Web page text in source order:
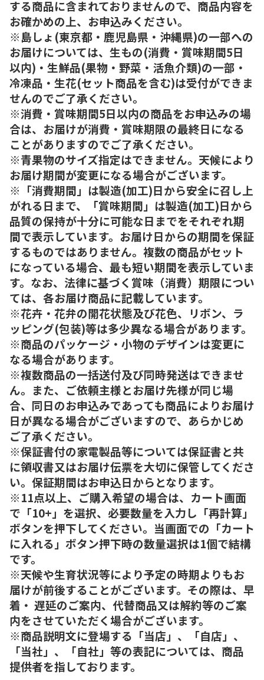
する商品に含まれておりませんので、商品内容を
お確かめの上、お申込みください。
※島しょ(東京都・鹿児島県・沖縄県)の一部への
お届けについては、生もの(消費・賞味期間5日
以内)・生鮮品(果物・野菜・活魚介類)の一部・
冷凍品・生花(セット商品を含む)は受付ができま
せんのでご了承ください。
※消費・賞味期間5日以内の商品をお申込みの場
合は、お届けが消費・賞味期限の最終日になる
ことがありますのでご了承ください。
※青果物のサイズ指定はできません。天候により
お届け期間が変更になる場合がございます。
※「消費期間」は製造(加工)日から安全に召し上
がれる日まで、「賞味期間」は製造(加工)日から
品質の保持が十分に可能な日までをそれぞれ期
間で表示しています。お届け日からの期間を保証
するものではありません。複数の商品がセット
になっている場合、最も短い期間を表示していま
す。なお、法律に基づく賞味（消費）期限につい
ては、各お届け商品に記載しています。
※花卉・花弁の開花状態及び花色、リボン、ラ
ッピング(包装)等は多少異なる場合があります。
※商品のパッケージ・小物のデザインは変更に
なる場合があります。
※複数商品の一括送付及び同時発送はできませ
ん。また、ご依頼主様とお届け先様が同じ場
合、同日のお申込みであっても商品によりお届け
日が異なる場合がございますので、あらかじめ
ご了承ください。
※保証書付の家電製品等については保証書と共
に領収書又はお届け伝票を大切に保管してくださ
い。保証期間はお申込日からとなります。
※11点以上、ご購入希望の場合は、カート画面
で「10+」を選択、必要数量を入力し「再計算」
ボタンを押下してください。当画面での「カート
に入れる」ボタン押下時の数量選択は1個で結構
です。
※天候や生育状況等により予定の時期よりもお
届けが前後することがございます。その際は、早
着・ 遅延のご案内、代替商品又は解約等のご案
内をさせていただく場合がございます。
※商品説明文に登場する「当店」、「自店」、
「当社」、「自社」等の表記については、商品
提供者を指しております。